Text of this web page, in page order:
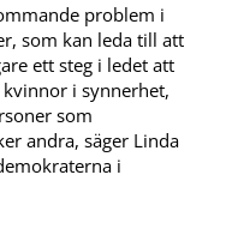
problem i
som kan leda till att
ett steg i ledet att
i synnerhet,
som
andra, säger Linda
i